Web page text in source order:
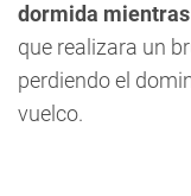
dormida
que realizara un
perdiendo el
vuelco.